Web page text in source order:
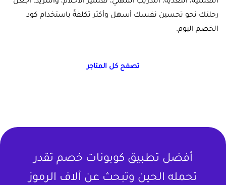
رحلتك نحو تحسين نفسك أسهل وأكثر تكلفةً باستخدام كود
الخصم اليوم.
تصفح كل المتاجر
أفضل تطبيق كوبونات خصم تقدر
تحمله الحين وتبحث عن آلاف الرموز